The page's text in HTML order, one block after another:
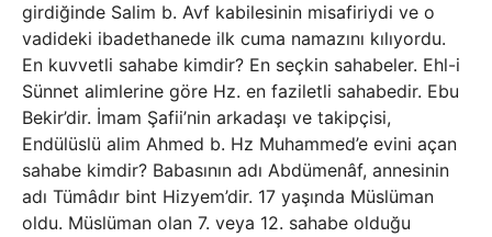
girdiğinde Salim b. Avf kabilesinin misafiriydi ve o
vadideki ibadethanede ilk cuma namazını kılıyordu.
En kuvvetli sahabe kimdir? En seçkin sahabeler. Ehl-i
Sünnet alimlerine göre Hz. en faziletli sahabedir. Ebu
Bekir’dir. İmam Şafii’nin arkadaşı ve takipçisi,
Endülüslü alim Ahmed b. Hz Muhammed’e evini açan
sahabe kimdir? Babasının adı Abdümenâf, annesinin
adı Tümâdır bint Hizyem’dir. 17 yaşında Müslüman
oldu. Müslüman olan 7. veya 12. sahabe olduğu